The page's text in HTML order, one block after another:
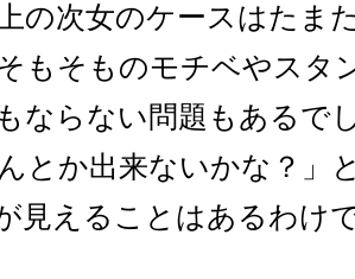
の次女のケースはたま
もそものモチベやスタ
ならない問題もあるで
とか出来ないかな？」
見えることはあるわけ